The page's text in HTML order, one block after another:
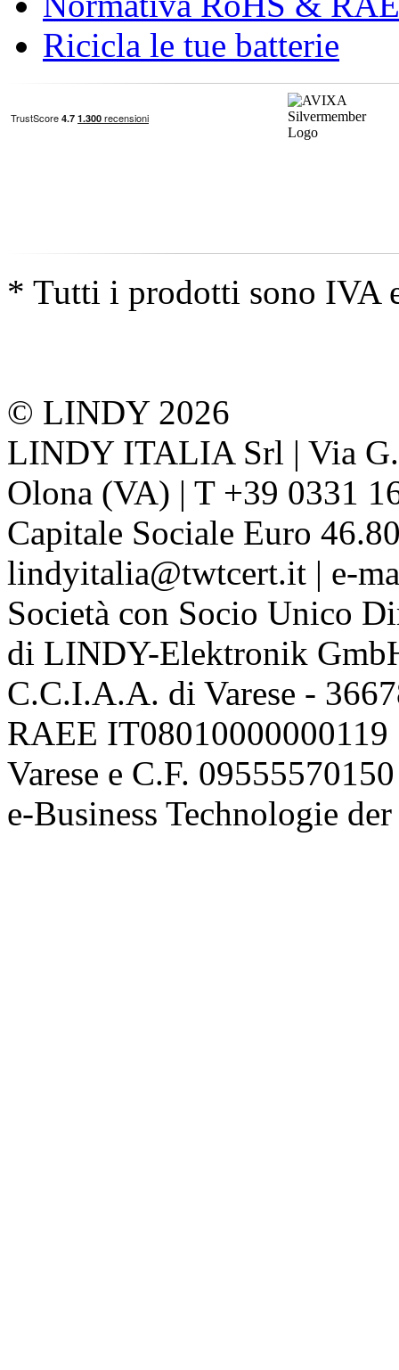
Ricicla le tue batterie
* Tutti i prodotti sono IVA
© LINDY 2026
LINDY ITALIA Srl | Via
Olona (VA) | T +39 0331
Capitale Sociale Euro
lindyitalia@twtcert.it | e-
Società con Socio Unico
di LINDY-Elektronik
C.C.I.A.A. di Varese -
RAEE
Varese e C.F. 09555570150
e-Business Technologie